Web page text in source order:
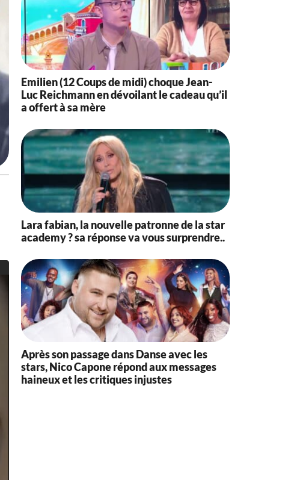
Emilien (12 Coups de midi) choque Jean-
Luc Reichmann en dévoilant le cadeau qu’il
a offert à sa mère
Lara fabian, la nouvelle patronne de la star
academy ? sa réponse va vous surprendre..
Après son passage dans Danse avec les
stars, Nico Capone répond aux messages
haineux et les critiques injustes